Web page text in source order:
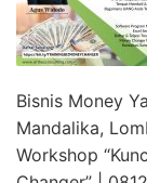
Bisnis Money
Mandalika,
Workshop